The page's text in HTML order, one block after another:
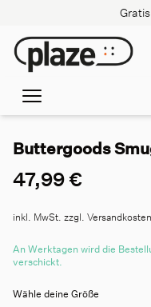
Buttergoods
47,99 €
inkl. MwSt. zzgl. Versandkosten
An Werktagen wird die
verschickt.
Wähle deine Größe